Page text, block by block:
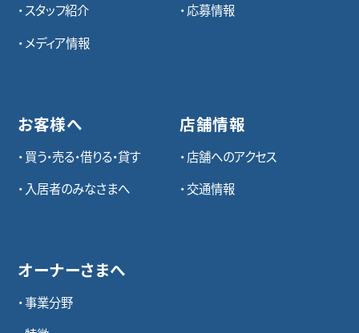
スタッフ紹介
メディア情報
お客様へ
買う・売る・借りる・貸す
入居者のみなさまへ
オーナーさまへ
事業分野
応募情報
店舗情報
店舗へのアクセス
交通情報